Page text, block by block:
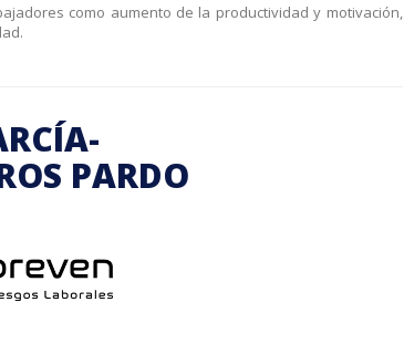
como aumento de la productividad y motivación,
PARDO